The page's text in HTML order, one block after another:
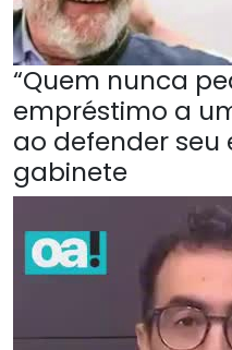
“Quem nunca
empréstimo a
ao defender seu
gabinete